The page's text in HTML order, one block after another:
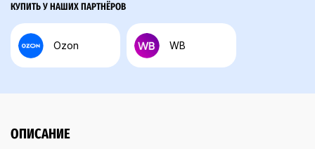
КУПИТЬ У НАШИХ ПАРТНЁРОВ
Ozon WB
ОПИСАНИЕ